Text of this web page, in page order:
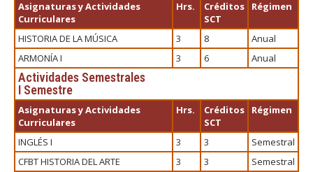
Asignaturas y Actividades
Curriculares
Hrs.
Créditos
SCT
Régimen
HISTORIA DE LA MÚSICA 3 8
Anual
ARMONÍA I
3 6 Anual
Actividades Semestrales
I Semestre
Asignaturas y Actividades
Curriculares
Hrs.
Créditos
SCT
Régimen
INGLÉS I 3 3
Semestral
CFBT HISTORIA DEL ARTE
3 3 Semestral